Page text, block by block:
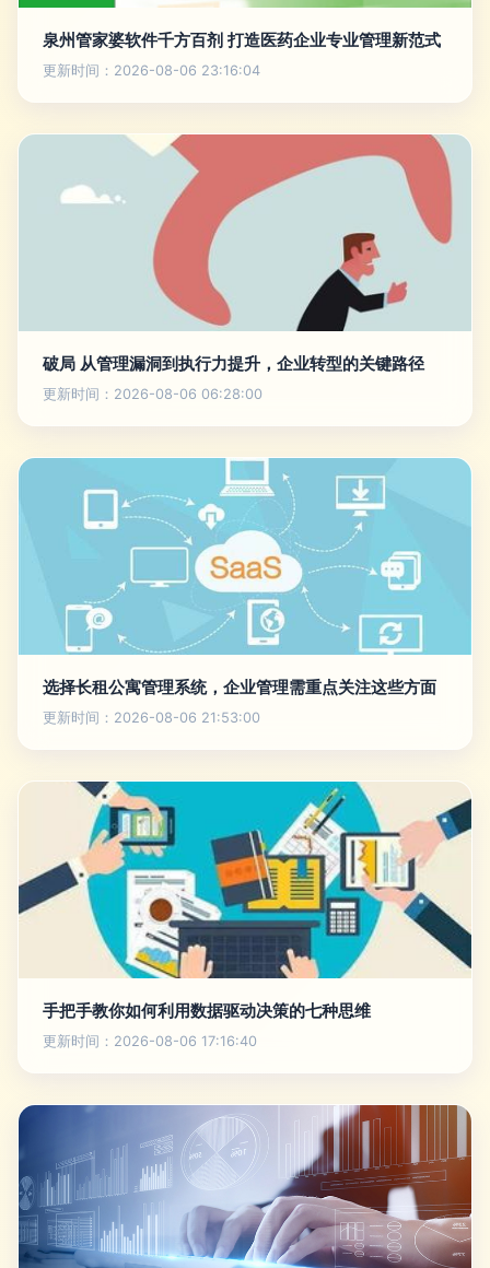
泉州管家婆软件千方百剂 打造医药企业专业管理新范式
更新时间：2026-08-06 23:16:04
破局 从管理漏洞到执行力提升，企业转型的关键路径
更新时间：2026-08-06 06:28:00
选择长租公寓管理系统，企业管理需重点关注这些方面
更新时间：2026-08-06 21:53:00
手把手教你如何利用数据驱动决策的七种思维
更新时间：2026-08-06 17:16:40